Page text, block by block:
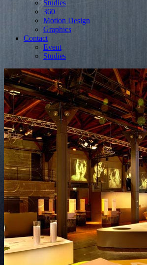
Studies
360
Motion Design
Graphics
Contact
Event
Studies